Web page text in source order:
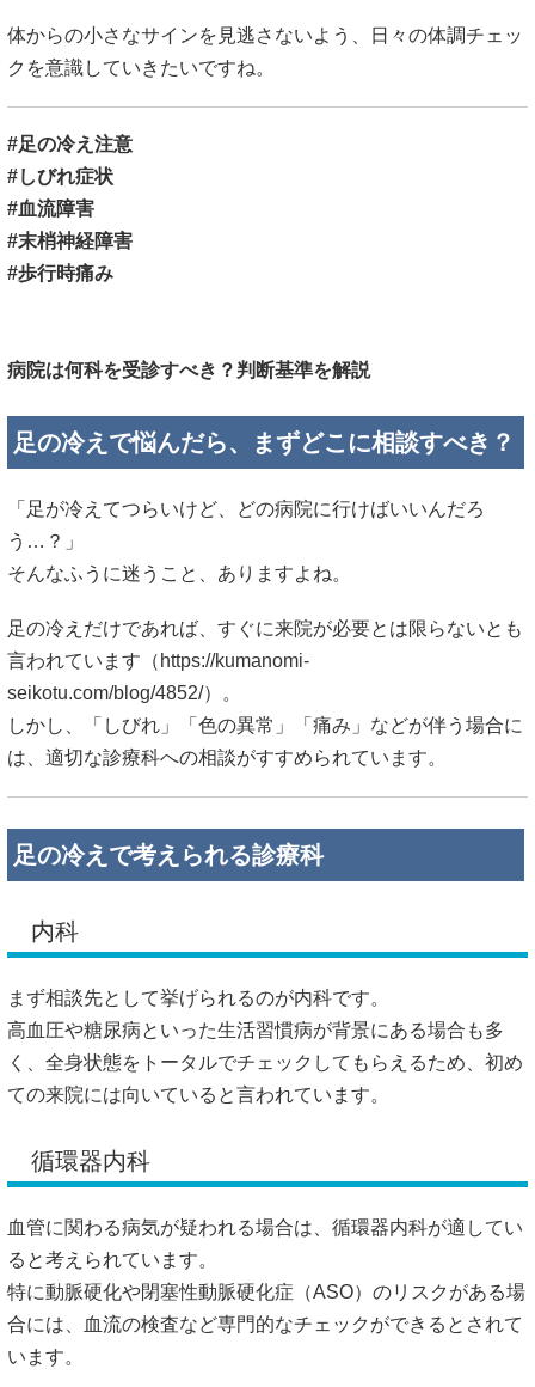
体からの小さなサインを見逃さないよう、日々の体調チェッ
クを意識していきたいですね。
#足の冷え注意
#しびれ症状
#血流障害
#末梢神経障害
#歩行時痛み
病院は何科を受診すべき？判断基準を解説
足の冷えで悩んだら、まずどこに相談すべき？
「足が冷えてつらいけど、どの病院に行けばいいんだろ
う…？」
そんなふうに迷うこと、ありますよね。
足の冷えだけであれば、すぐに来院が必要とは限らないとも
言われています（ https://kumanomi-
seikotu.com/blog/4852/）。
しかし、「しびれ」「色の異常」「痛み」などが伴う場合に
は、適切な診療科への相談がすすめられています。
足の冷えで考えられる診療科
内科
まず相談先として挙げられるのが内科です。
高血圧や糖尿病といった生活習慣病が背景にある場合も多
く、全身状態をトータルでチェックしてもらえるため、初め
ての来院には向いていると言われています。
循環器内科
血管に関わる病気が疑われる場合は、循環器内科が適してい
ると考えられています。
特に動脈硬化や閉塞性動脈硬化症（ASO）のリスクがある場
合には、血流の検査など専門的なチェックができるとされて
います。